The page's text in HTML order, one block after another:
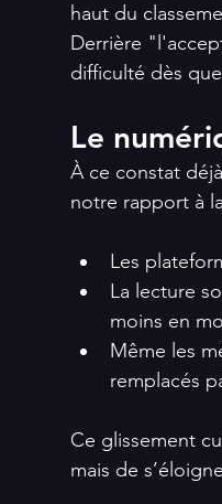
haut du
Derrière
difficulté dès
Le
À ce constat
notre rapport à
Les
La lecture
moins en
Même les
remplacés
Ce glissement
mais de